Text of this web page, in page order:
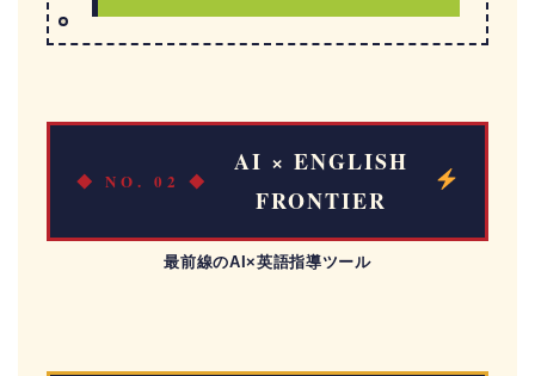
◆ NO. 02 ◆
AI × ENGLISH
FRONTIER
最前線のAI×英語指導ツール